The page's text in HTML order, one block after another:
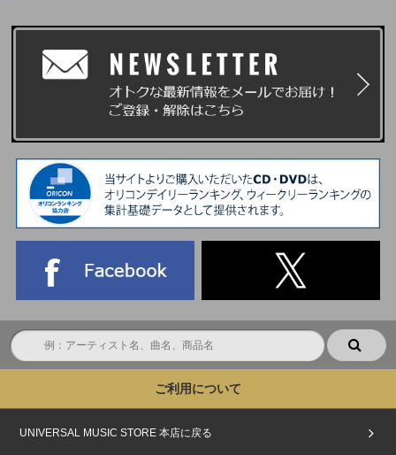
ご利用について
UNIVERSAL MUSIC STORE 本店に戻る